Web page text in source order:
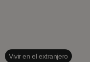
Vivir en el extranjero